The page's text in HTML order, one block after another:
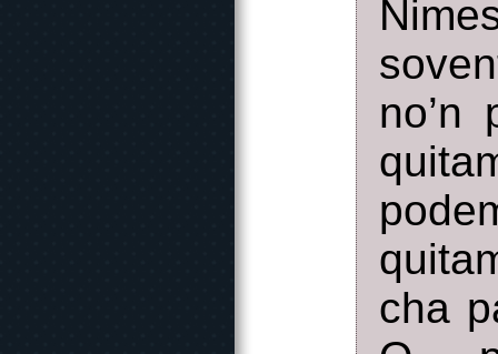
no’n
cha